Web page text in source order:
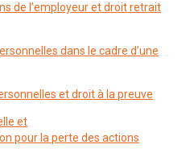
de l’employeur et droit retrait
dans le cadre d’une
et droit à la preuve
et
pour la perte des actions